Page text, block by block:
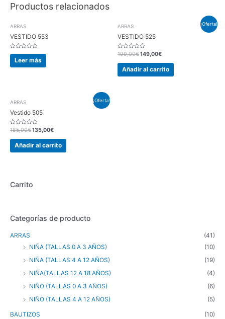
Productos relacionados
ARRAS
VESTIDO 553
Valorado
de
Leer más
¡Oferta!
ARRAS
VESTIDO 525
Valorado
0
199,00€149,00€
Añadir al carrito
¡Oferta!
ARRAS
Vestido 505
Valorado
0
185,00€135,00€
Añadir al carrito
Carrito
Categorías de producto
ARRAS
(41)
NIÑA (TALLAS 0 A 3 AÑOS)
(10)
NIÑA (TALLAS 4 A 12 AÑOS)
(19)
NIÑA(TALLAS 12 A 18 AÑOS)
(4)
NIÑO (TALLAS 0 A 3 AÑOS)
(6)
NIÑO (TALLAS 4 A 12 AÑOS)
(5)
BAUTIZOS (10)